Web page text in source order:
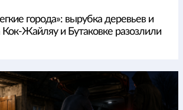
города»: вырубка деревьев и
Жайляу и Бутаковке разозлили